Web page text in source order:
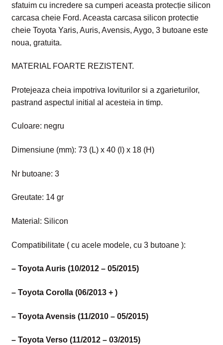
sfatuim cu incredere sa cumperi aceasta protecție silicon
carcasa cheie Ford. Aceasta carcasa silicon protectie
cheie Toyota Yaris, Auris, Avensis, Aygo, 3 butoane este
noua, gratuita.
MATERIAL FOARTE REZISTENT.
Protejeaza cheia impotriva loviturilor si a zgarieturilor,
pastrand aspectul initial al acesteia in timp.
Culoare: negru
Dimensiune (mm): 73 (L) x 40 (l) x 18 (H)
Nr butoane: 3
Greutate: 14 gr
Material: Silicon
Compatibilitate ( cu acele modele, cu 3 butoane ):
– Toyota Auris (10/2012 – 05/2015)
– Toyota Corolla (06/2013 + )
– Toyota Avensis (11/2010 – 05/2015)
– Toyota Verso (11/2012 – 03/2015)